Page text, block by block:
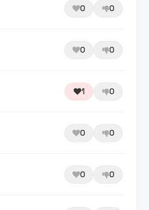
0 0
0 0
1 0
0 0
0 0